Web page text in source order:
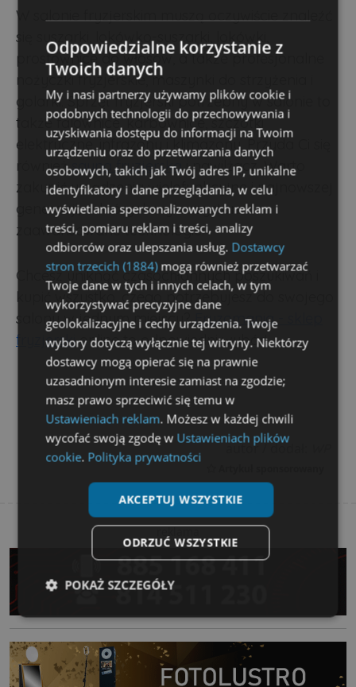
W salonie fryzjerskim muszą oczywiście znaleźć
się suszarki, lokówko-suszarki, lokówki,
prostownice do włosów, a także profesjonalne
nożyczki fryzjerskie, maszynki do strzyżenia i
golarki. Sprzęt fryzjerski potrzebny w salonie to
także falownice, karbownice, szczotki
elektryczne, infrazony i klimazony. Przyda Ci się
równieżsauna fryzjerskai nawilżacz. Warto
zakupić urządzenia wielofunkcyjne i najnowszej
generacji, w których wykorzystano
zaawansowane technologie!
Chcesz uniknąć czasochłonnych poszukiwań i
kupić wszystko, czego potrzebujesz do swojego
salonu w jednym miejscu?Fryzomania - sklep
fryzjerskionline to odpowiedni wybór!
autor / dodał:
reklama
Odpowiedzialne korzystanie z
Twoich danych
My i nasi partnerzy używamy plików cookie i
podobnych technologii do przechowywania i
uzyskiwania dostępu do informacji na Twoim
urządzeniu oraz do przetwarzania danych
osobowych, takich jak Twój adres IP, unikalne
identyfikatory i dane przeglądania, w celu
wyświetlania spersonalizowanych reklam i
treści, pomiaru reklam i treści, analizy
odbiorców oraz ulepszania usług. Dostawcy
stron trzecich (1884)mogą również przetwarzać
Twoje dane w tych i innych celach, w tym
wykorzystywać precyzyjne dane
geolokalizacyjne i cechy urządzenia. Twoje
wybory dotyczą wyłącznie tej witryny. Niektórzy
dostawcy mogą opierać się na prawnie
uzasadnionym interesie zamiast na zgodzie;
masz prawo sprzeciwić się temu w
Ustawieniach reklam. Możesz w każdej chwili
wycofać swoją zgodę w Ustawieniach plików
cookie. Polityka prywatności
AKCEPTUJ WSZYSTKIE
ODRZUĆ WSZYSTKIE
POKAŻ SZCZEGÓŁY
Niezbędne Wydajność Targetowanie
Funkcjonalność Niesklasyfikowane